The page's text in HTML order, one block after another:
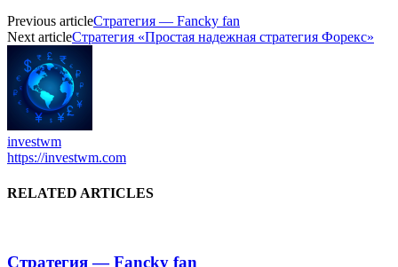
Previous articleСтратегия — Fancky fan
Next articleСтратегия «Простая надежная стратегия Форекс»
investwm
https://investwm.com
RELATED ARTICLES
Стратегия — Fancky fan